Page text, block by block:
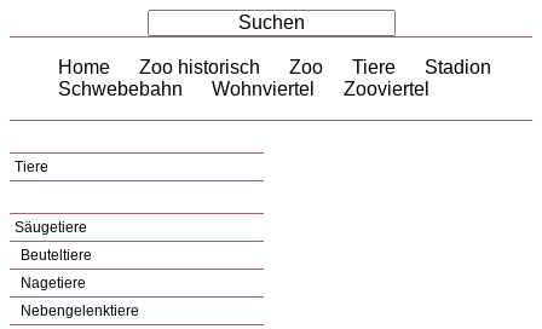
Home Zoo historisch Zoo Tiere
Stadion
Schwebebahn
Wohnviertel Zooviertel
Tiere
Säugetiere
Beuteltiere
Nagetiere
Nebengelenktiere